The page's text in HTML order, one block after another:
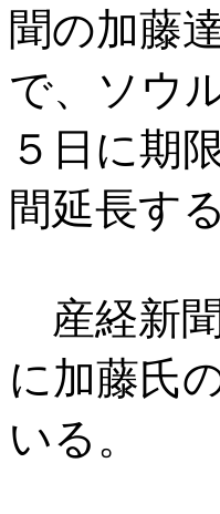
聞の加藤
で、ソウ
５日に期
間延長す
産経新
に加藤氏
いる。